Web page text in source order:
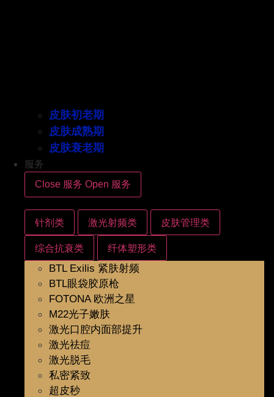
皮肤初老期
皮肤成熟期
皮肤衰老期
服务
Close 服务 Open 服务
针剂类 激光射频类 皮肤管理类
综合抗衰类 纤体塑形类
BTL Exilis 紧肤射频
BTL眼袋胶原枪
FOTONA 欧洲之星
M22光子嫩肤
激光口腔内面部提升
激光祛痘
激光脱毛
私密紧致
超皮秒